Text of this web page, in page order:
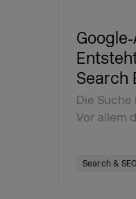
Search
Die
Vor allem
Search & SEO